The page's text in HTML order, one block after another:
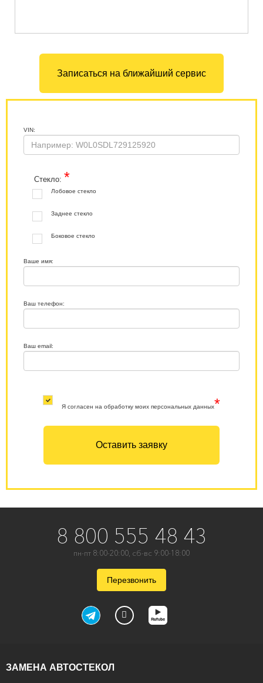
Записаться на ближайший сервис
VIN:
Стекло: *
Лобовое стекло
Заднее стекло
Боковое стекло
Ваше имя:
Ваш телефон:
Ваш email:
Я согласен на обработку моих персональных данных*
8 800 555 48 43
пн-пт 8:00-20:00, сб-вс 9:00-18:00
Перезвонить
ЗАМЕНА АВТОСТЕКОЛ